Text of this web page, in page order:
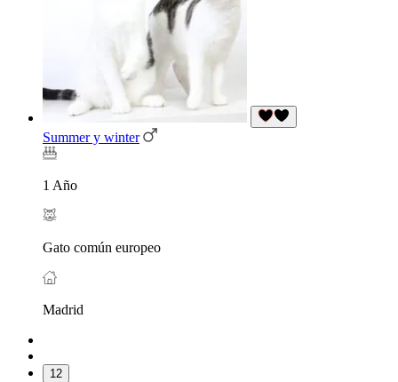
Summer y winter
1 Año
Gato común europeo
Madrid
12